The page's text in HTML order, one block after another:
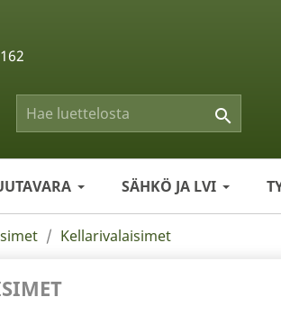

SÄHKÖ JA LVI
Kellarivalaisimet